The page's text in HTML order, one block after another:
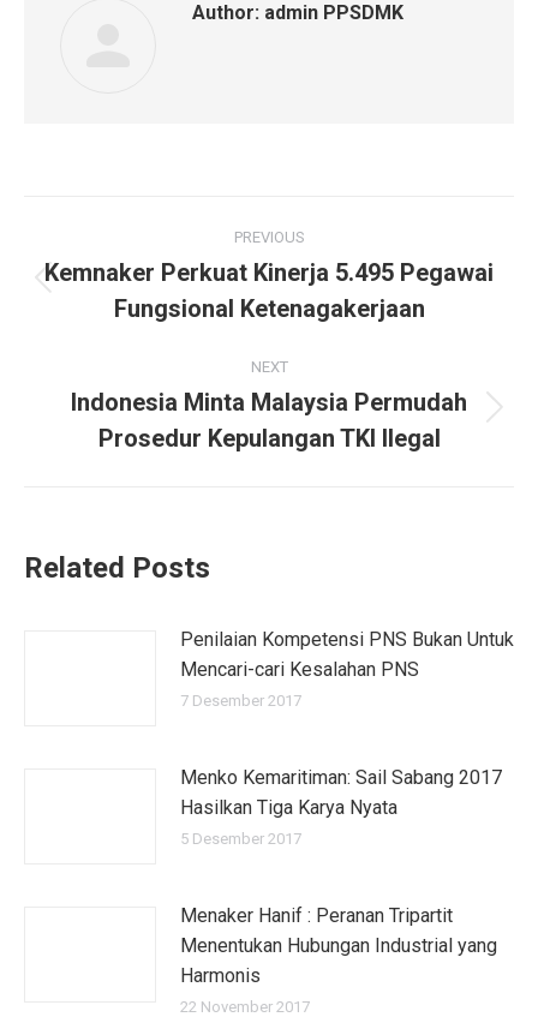
Author: admin PPSDMK
navigation
PREVIOUS
Previous
post:
Kemnaker Perkuat Kinerja 5.495 Pegawai
Fungsional Ketenagakerjaan
NEXT
Next
post:
Indonesia Minta Malaysia Permudah
Prosedur Kepulangan TKI Ilegal
Related Posts
Penilaian Kompetensi PNS Bukan Untuk
Mencari-cari Kesalahan PNS
7 Desember 2017
Menko Kemaritiman: Sail Sabang 2017
Hasilkan Tiga Karya Nyata
5 Desember 2017
Menaker Hanif : Peranan Tripartit
Menentukan Hubungan Industrial yang
Harmonis
22 November 2017